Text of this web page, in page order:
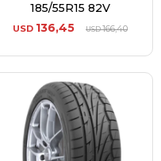
185/55R15 82V
USD 136,45 USD166,40